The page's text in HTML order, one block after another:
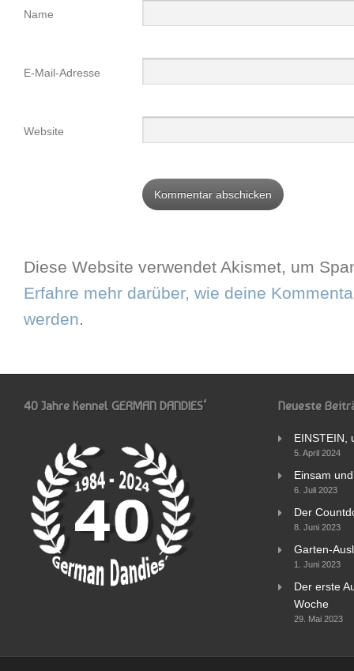
Name
E-Mail-Adresse
Website
Diese Website verwendet Akismet, um
Erfahre mehr darüber, wie deine
werden.
40 Jahre Kennel GERMAN DANDIES‘ Neueste
EINSTEIN,
5. April 2024
Einsam
6. Juli 2023
Der
8. Juni 2023
Garten-
1. Juni 2023
Der erste
Woche
29. Mai 2023